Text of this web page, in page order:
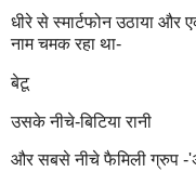
धीरे से स्मार्टफोन उठाया
नाम चमक रहा था-
बेटू
उसके नीचे-बिटिया रानी
और सबसे नीचे फैमिली ग्रुप -